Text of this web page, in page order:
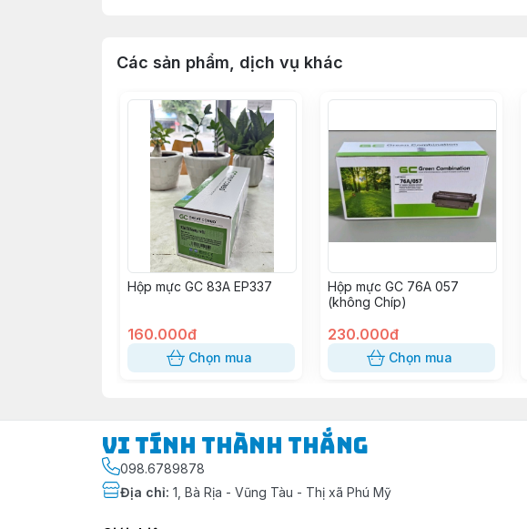
Các sản phẩm, dịch vụ khác
Hộp mực GC 83A EP337
160.000đ
Chọn mua
Hộp mực GC 76A 057
(không Chíp)
230.000đ
Chọn mua
Vi Tính Thành Thắng
098.6789878
Địa chỉ: 1, Bà Rịa - Vũng Tàu - Thị xã Phú Mỹ